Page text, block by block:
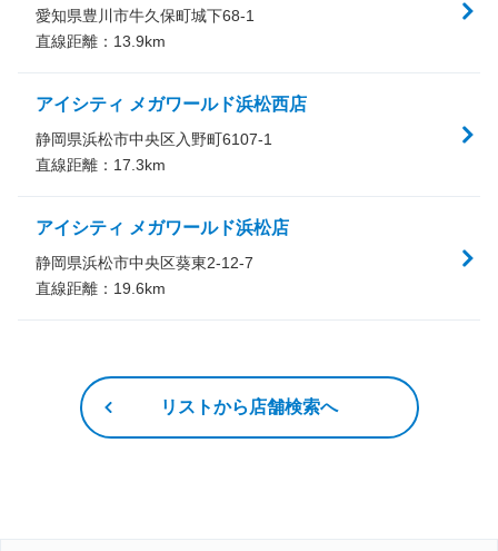
愛知県豊川市牛久保町城下68-1
直線距離： 13.9km
アイシティ メガワールド浜松西店
静岡県浜松市中央区入野町6107-1
直線距離： 17.3km
アイシティ メガワールド浜松店
静岡県浜松市中央区葵東2-12-7
直線距離： 19.6km
リストから店舗検索へ